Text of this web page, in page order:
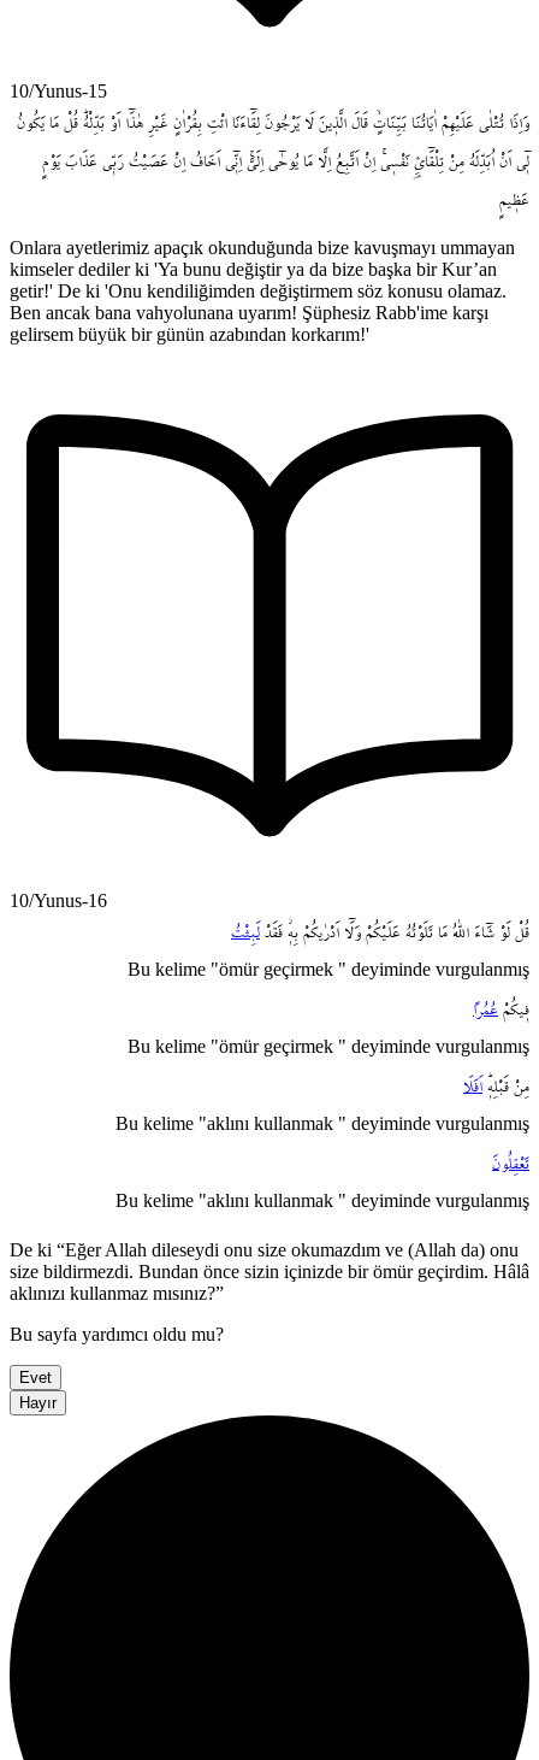
10/Yunus-15
وَاِذَا تُتْلٰى عَلَيْهِمْ اٰيَاتُنَا بَيِّنَاتٍۙ قَالَ الَّذ۪ينَ لَا يَرْجُونَ لِقَٓاءَنَا ائْتِ بِقُرْاٰنٍ غَيْرِ هٰذَٓا اَوْ بَدِّلْهُۜ قُلْ مَا يَكُونُ
ل۪ٓي
اَنْ اُبَدِّلَهُ مِنْ تِلْقَٓائِ۬ نَفْس۪يۚ اِنْ اَتَّبِعُ اِلَّا مَا يُوحٰٓى اِلَيَّۚ اِنّ۪ٓي اَخَافُ اِنْ عَصَيْتُ رَبّ۪ي عَذَابَ يَوْمٍ
عَظ۪يمٍ
Onlara ayetlerimiz apaçık okunduğunda bize kavuşmayı ummayan
kimseler dediler ki 'Ya bunu değiştir ya da bize başka bir Kur’an
getir!' De ki 'Onu kendiliğimden değiştirmem söz konusu olamaz.
Ben ancak bana vahyolunana uyarım! Şüphesiz Rabb'ime karşı
gelirsem büyük bir günün azabından korkarım!'
10/Yunus-16
قُلْ لَوْ شَٓاءَ اللّٰهُ مَا تَلَوْتُهُ عَلَيْكُمْ وَلَٓا اَدْرٰيكُمْ بِه۪ۘ فَقَدْ لَبِثْتُ
Bu kelime "ömür geçirmek " deyiminde vurgulanmış
ف۪يكُمْ عُمُراً
Bu kelime "ömür geçirmek " deyiminde vurgulanmış
مِنْ قَبْلِه۪ۜ اَفَلَا
Bu kelime "aklını kullanmak " deyiminde vurgulanmış
تَعْقِلُونَ
Bu kelime "aklını kullanmak " deyiminde vurgulanmış
De ki “Eğer Allah dileseydi onu size okumazdım ve (Allah da) onu
size bildirmezdi. Bundan önce sizin içinizde bir ömür geçirdim. Hâlâ
aklınızı kullanmaz mısınız?”
Bu sayfa yardımcı oldu mu?
Evet
Hayır